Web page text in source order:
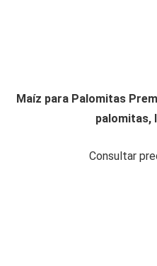
Maíz para Palomitas
palomitas,
Consultar